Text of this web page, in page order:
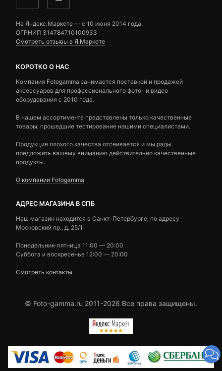
На Яндекс.Маркете — c 10 июня 2014 года.
ОГРНИП 314784710100933
Смотреть отзывы в Я.Маркете
КОРОТКО О НАС
Компания Fotogamma занимается поставкой и продажей
аксессуаров для профессионального фото- и видео
оборудования с 2010 года.
В нашем ассортименте представлены только качественные
товары, прошедшие тестирование нашими специалистами.
Продукция плохого качества отсеивается и мы рады
предложить вашему вниманию действительно качественные
продукты.
О компании Fotogamma
АДРЕС МАГАЗИНА В СПБ
Наш магазин находится в Санкт-Петербурге, по адресу
Московский пр., д. 25/1
Понедельник-пятница 11:00 — 20:00
Суббота и воскресенье 12:00 — 20:00
Смотреть контакты
© Foto-gamma.ru 2011-2026 Все права защищены.